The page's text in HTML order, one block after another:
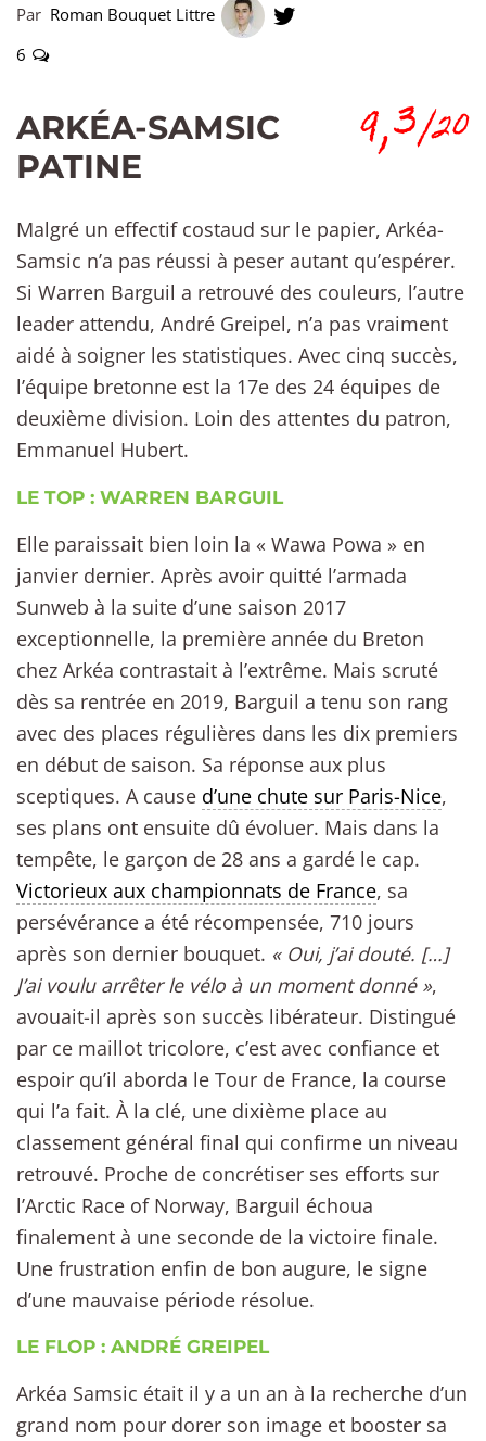
Par Roman Bouquet Littre
6
ARKÉA-SAMSIC
PATINE
9,3/20
Malgré un effectif costaud sur le papier, Arkéa-
Samsic n’a pas réussi à peser autant qu’espérer.
Si Warren Barguil a retrouvé des couleurs, l’autre
leader attendu, André Greipel, n’a pas vraiment
aidé à soigner les statistiques. Avec cinq succès,
l’équipe bretonne est la 17e des 24 équipes de
deuxième division. Loin des attentes du patron,
Emmanuel Hubert.
LE TOP : WARREN BARGUIL
Elle paraissait bien loin la « Wawa Powa » en
janvier dernier. Après avoir quitté l’armada
Sunweb à la suite d’une saison 2017
exceptionnelle, la première année du Breton
chez Arkéa contrastait à l’extrême. Mais scruté
dès sa rentrée en 2019, Barguil a tenu son rang
avec des places régulières dans les dix premiers
en début de saison. Sa réponse aux plus
sceptiques. A cause d’une chute sur Paris-Nice,
ses plans ont ensuite dû évoluer. Mais dans la
tempête, le garçon de 28 ans a gardé le cap.
Victorieux aux championnats de France, sa
persévérance a été récompensée, 710 jours
après son dernier bouquet. « Oui, j’ai douté. […]
J’ai voulu arrêter le vélo à un moment donné »,
avouait-il après son succès libérateur. Distingué
par ce maillot tricolore, c’est avec confiance et
espoir qu’il aborda le Tour de France, la course
qui l’a fait. À la clé, une dixième place au
classement général final qui confirme un niveau
retrouvé. Proche de concrétiser ses efforts sur
l’Arctic Race of Norway, Barguil échoua
finalement à une seconde de la victoire finale.
Une frustration enfin de bon augure, le signe
d’une mauvaise période résolue.
LE FLOP : ANDRÉ GREIPEL
Arkéa Samsic était il y a un an à la recherche d’un
grand nom pour dorer son image et booster sa